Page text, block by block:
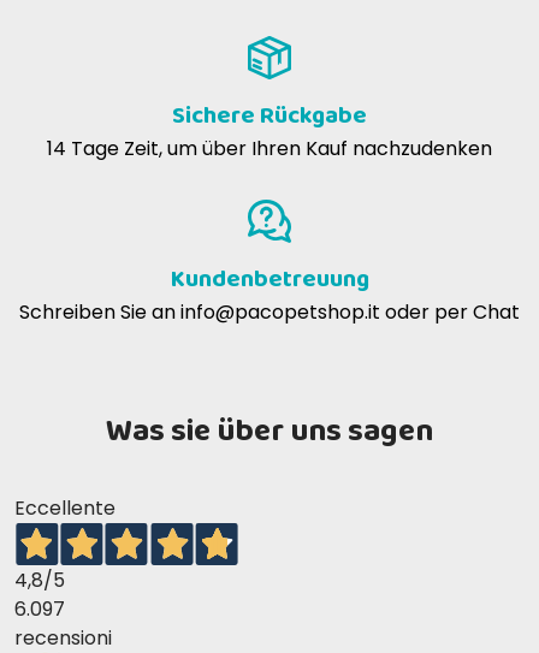
Sichere Rückgabe
14 Tage Zeit, um über Ihren Kauf nachzudenken
Kundenbetreuung
Schreiben Sie aninfo@pacopetshop.it oder per Chat
Was sie über uns sagen
Eccellente
4,8/5
6.097
recensioni